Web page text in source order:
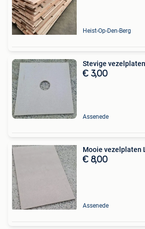
Heist-Op-Den-Berg
Stevige
€ 3,00
Assenede
Mooie vezelplaten
€ 8,00
Assenede